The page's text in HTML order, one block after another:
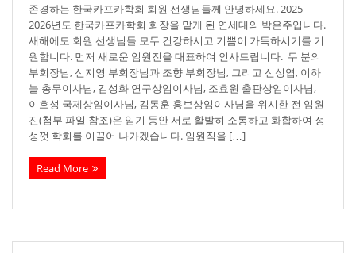
존경하는 한국카프카학회 회원 선생님들께 안녕하세요. 2025-
2026년도 한국카프카학회 회장을 맡게 된 연세대의 박은주입니다.
새해에도 회원 선생님들 모두 건강하시고 기쁨이 가득하시기를 기
원합니다. 먼저 새로운 임원진을 대표하여 인사드립니다. 두 분의
부회장님, 신지영 부회장님과 조향 부회장님, 그리고 신성엽, 이하
늘 총무이사님, 김성화 연구상임이사님, 조효원 출판상임이사님,
이호성 국제상임이사님, 김동훈 홍보상임이사님을 위시한 전 임원
진(첨부 파일 참조)은 임기 동안 서로 활발히 소통하고 화합하여 정
성껏 학회를 이끌어 나가겠습니다. 임원직을 […]
Read More